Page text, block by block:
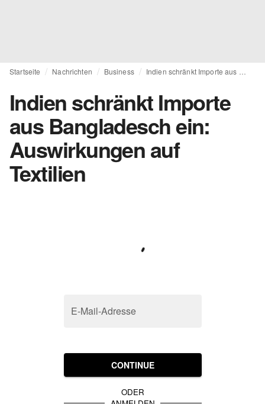
Startseite Nachrichten Business
Indien schränkt Importe
aus Bangladesch ein:
Auswirkungen auf
Textilien
E-Mail-Adresse
CONTINUE
ODER